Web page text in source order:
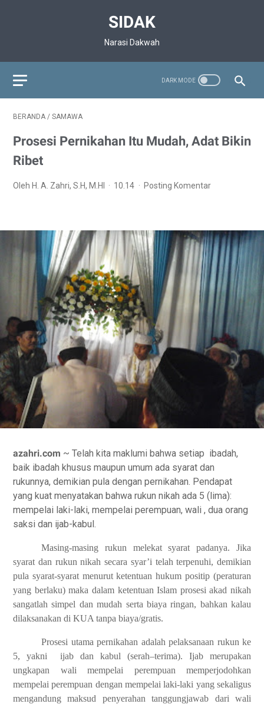
SIDAK
Narasi Dakwah
BERANDA / SAMAWA
Prosesi Pernikahan Itu Mudah, Adat Bikin
Ribet
Oleh H. A. Zahri, S.H, M.HI 10.14 Posting Komentar
azahri.com ~ Telah kita maklumi bahwa setiap ibadah,
baik ibadah khusus maupun umum ada syarat dan
rukunnya, demikian pula dengan pernikahan. Pendapat
yang kuat menyatakan bahwa rukun nikah ada 5 (lima):
mempelai laki-laki, mempelai perempuan, wali , dua orang
saksi dan ijab-kabul.
Masing-masing rukun melekat syarat padanya. Jika
syarat dan rukun nikah secara syar’i telah terpenuhi, demikian
pula syarat-syarat menurut ketentuan hukum positip (peraturan
yang berlaku) maka dalam ketentuan Islam prosesi akad nikah
sangatlah simpel dan mudah serta biaya ringan, bahkan kalau
dilaksanakan di KUA tanpa biaya/gratis.
Prosesi utama pernikahan adalah pelaksanaan rukun ke
5, yakni
ijab dan kabul (serah–terima). Ijab merupakan
ungkapan wali mempelai perempuan memperjodohkan
mempelai perempuan dengan mempelai laki-laki yang sekaligus
mengandung maksud penyerahan tanggungjawab dari wali